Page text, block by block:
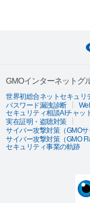
GMOインターネットグ
世界初総合ネットセキュリ
パスワード漏洩診断
セキュリティ相談AIチャッ
実在証明・盗聴対策
サイバー攻撃対策（GMO
サイバー攻撃対策（GMO
セキュリティ事業の軌跡